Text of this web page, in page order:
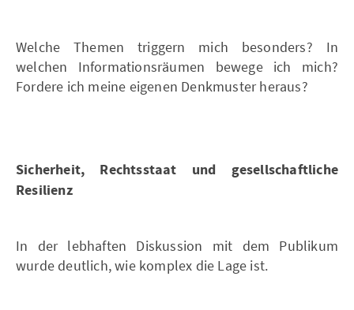
Welche Themen triggern mich besonders? In
welchen Informationsräumen bewege ich mich?
Fordere ich meine eigenen Denkmuster heraus?
Sicherheit, Rechtsstaat und gesellschaftliche
Resilienz
In der lebhaften Diskussion mit dem Publikum
wurde deutlich, wie komplex die Lage ist.